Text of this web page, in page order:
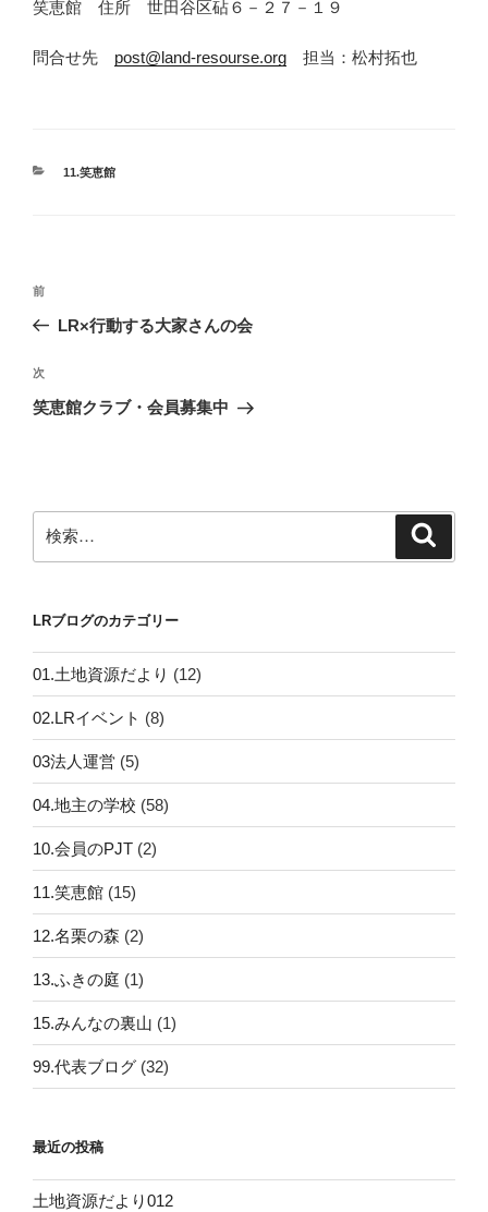
笑恵館 住所 世田谷区砧６－２７－１９
問合せ先 post@land-resourse.org 担当：松村拓也
カ
11.笑恵館
投
ビ
ゲ
ン
前
の
稿
前
LR×行動する大家さんの会
次
の
次
笑恵館クラブ・会員募集中
索:
LRブログのカテゴリー
01.土地資源だより (12)
02.LRイベント (8)
03法人運営 (5)
04.地主の学校 (58)
10.会員のPJT (2)
11.笑恵館 (15)
12.名栗の森 (2)
13.ふきの庭 (1)
15.みんなの裏山 (1)
99.代表ブログ (32)
最近の投稿
土地資源だより012